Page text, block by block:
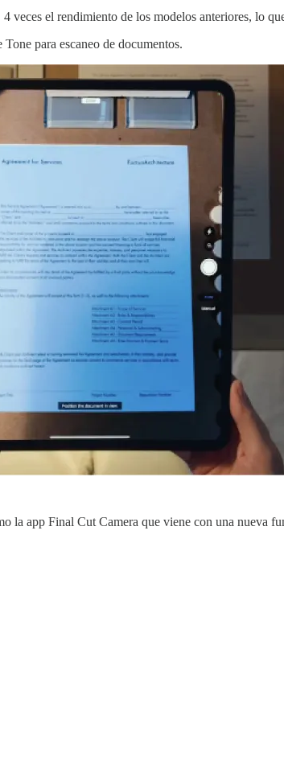
veces el rendimiento de los modelos anteriores, lo
para escaneo de documentos.
la app Final Cut Camera que viene con una nueva